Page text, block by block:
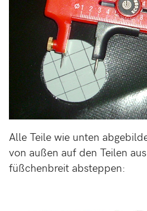
Alle Teile wie unten
von außen auf den Teilen
füßchenbreit absteppen: